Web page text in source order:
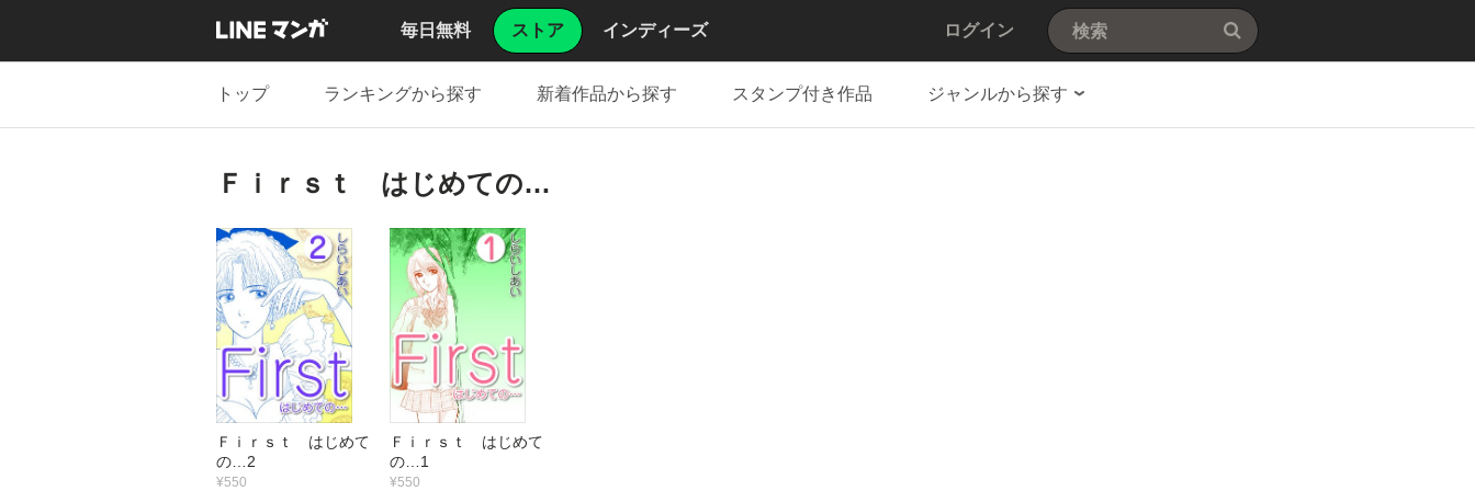
毎日無料 ストア インディーズ ログイン
トップ ランキングから探す 新着作品から探す スタンプ付き作品 ジャンルから探す
Ｆｉｒｓｔ はじめての…
Ｆｉｒｓｔ はじめて
の…2
¥550
Ｆｉｒｓｔ はじめて
の…1
¥550